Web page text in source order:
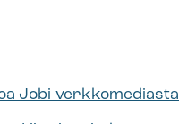
Jobi-verkkomediasta